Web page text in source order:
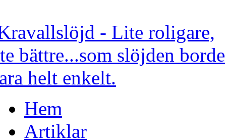
Hem
Artiklar